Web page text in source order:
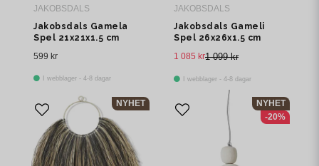
JAKOBSDALS
Jakobsdals Gamela
Spel 21x21x1.5 cm
599 kr
I webblager - 4-8 dagar
JAKOBSDALS
Jakobsdals Gameli
Spel 26x26x1.5 cm
1 099 kr
1 085 kr
I webblager - 4-8 dagar
NYHET
NYHET
-20%